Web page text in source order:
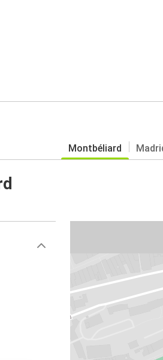
Montbéliard